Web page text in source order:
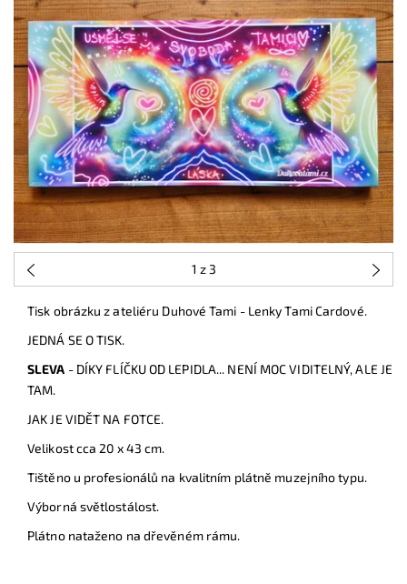
1 z 3
Tisk obrázku z ateliéru Duhové Tami - Lenky Tami Cardové.
JEDNÁ SE O TISK.
SLEVA - DÍKY FLÍČKU OD LEPIDLA... NENÍ MOC VIDITELNÝ, ALE JE
TAM.
JAK JE VIDĚT NA FOTCE.
Velikost cca 20 x 43 cm.
Tištěno u profesionálů na kvalitním plátně muzejního typu.
Výborná světlostálost.
Plátno nataženo na dřevěném rámu.